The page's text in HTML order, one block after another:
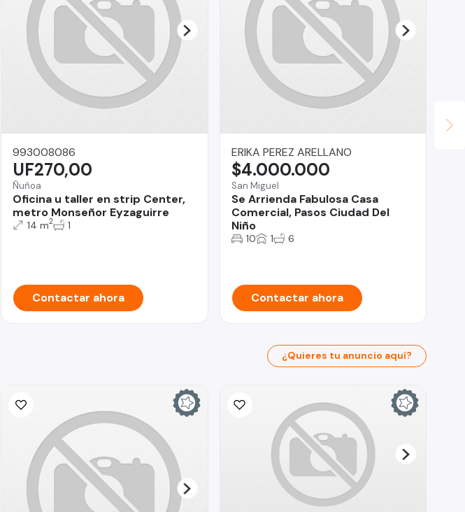
993008086
Ñuñoa
Oficina u taller en strip Center,
metro Monseñor Eyzaguirre
UF270,00
14 m2 1
Contactar ahora
ERIKA PEREZ ARELLANO
San Miguel
Se Arrienda Fabulosa Casa
Comercial, Pasos Ciudad Del
Niño
$4.000.000
10 1 6
Contactar ahora
¿Quieres tu anuncio aquí?